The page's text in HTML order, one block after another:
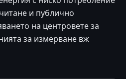
и публично
на центровете за
за измерване вж